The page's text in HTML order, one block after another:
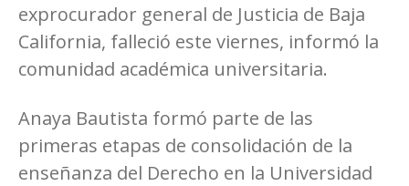
exprocurador general de Justicia de Baja
California, falleció este viernes, informó la
comunidad académica universitaria.
Anaya Bautista formó parte de las
primeras etapas de consolidación de la
enseñanza del Derecho en la Universidad